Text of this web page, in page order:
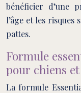
bénéficier d’une
l’âge et les
pattes.
Formule
pour chiens
La formule